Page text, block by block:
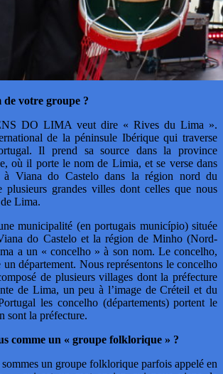
de votre groupe ?
DO LIMA veut dire « Rives du Lima ».
de la péninsule Ibérique qui traverse
Il prend sa source dans la province
où il porte le nom de Limia, et se verse dans
à Viana do Castelo dans la région nord du
plusieurs grandes villes dont celles que nous
Lima.
municipalité (en portugais município) située
do Castelo et la région de Minho (Nord-
a un « concelho » à son nom. Le concelho,
un département. Nous représentons le concelho
de plusieurs villages dont la préfecture
de Lima, un peu à l’image de Créteil et du
les concelho (départements) portent le
sont la préfecture.
comme un « groupe folklorique » ?
un groupe folklorique parfois appelé en